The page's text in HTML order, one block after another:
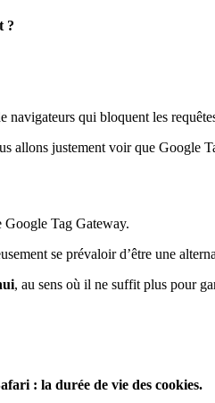
?
qui bloquent les
allons justement voir que Google
Google Tag Gateway.
se prévaloir d’être une
, au sens où il ne suffit plus pour
: la durée de vie des cookies.